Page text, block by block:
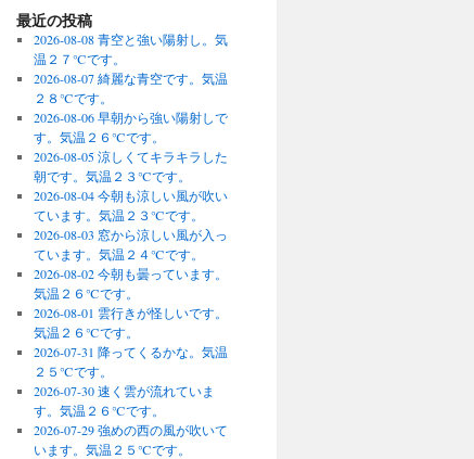
最近の投稿
2026-08-08 青空と強い陽射し。気
温２７℃です。
2026-08-07 綺麗な青空です。気温
２８℃です。
2026-08-06 早朝から強い陽射しで
す。気温２６℃です。
2026-08-05 涼しくてキラキラした
朝です。気温２３℃です。
2026-08-04 今朝も涼しい風が吹い
ています。気温２３℃です。
2026-08-03 窓から涼しい風が入っ
ています。気温２４℃です。
2026-08-02 今朝も曇っています。
気温２６℃です。
2026-08-01 雲行きが怪しいです。
気温２６℃です。
2026-07-31 降ってくるかな。気温
２５℃です。
2026-07-30 速く雲が流れていま
す。気温２６℃です。
2026-07-29 強めの西の風が吹いて
います。気温２５℃です。